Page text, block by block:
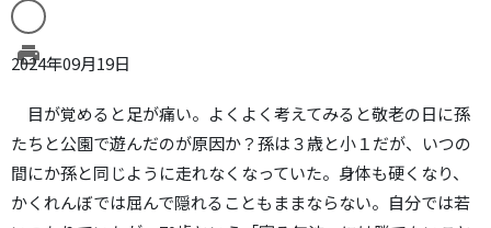
print
2024年09月19日
目が覚めると足が痛い。よくよく考えてみると敬老の日に孫
たちと公園で遊んだのが原因か？孫は３歳と小１だが、いつの
間にか孫と同じように走れなくなっていた。身体も硬くなり、
かくれんぼでは屈んで隠れることもままならない。自分では若